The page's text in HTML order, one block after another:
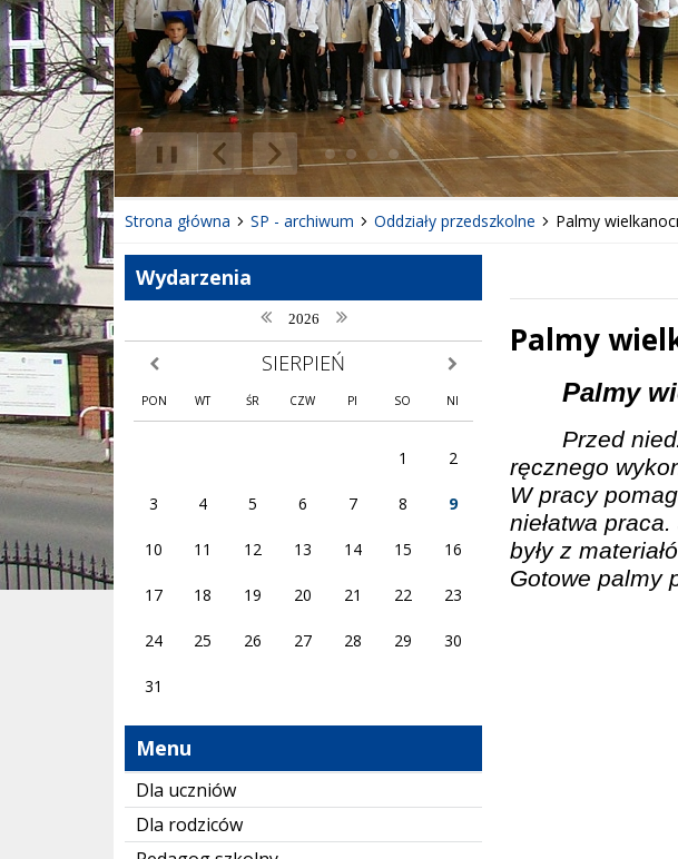
Poprzedni Element
Następny Element
❚❚
Strona główna SP - archiwum Oddziały przedszkolne Palmy
Wydarzenia
poprzedni rok
2026 następny rok
poprzedni miesiąc SIERPIEŃ następny miesiąc
PON WT ŚR CZW PI SO NI
1 2
3 4 5 6 7 8 9
10 11 12 13 14 15 16
17 18 19 20 21 22 23
24 25 26 27 28 29 30
31
Menu
Dla uczniów
Dla rodziców
Palmy
TreśćPalmy
Przed
ręcznego
W pracy
niełatwa
były z
Gotowe palmy